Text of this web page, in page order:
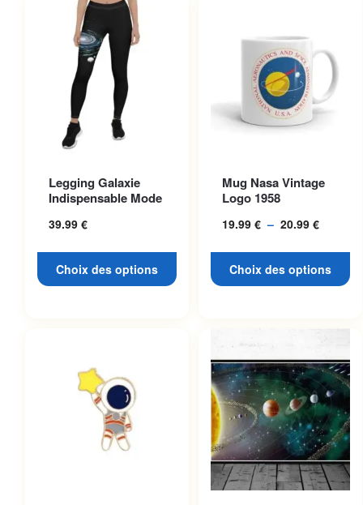
Legging Galaxie
Indispensable Mode
39.99 €
Choix des options
variations. Les options
peuvent être choisies sur la
page du produit
Mug Nasa Vintage
Logo 1958
19.99 € – 20.99 €
19.99 €
Choix des options
variations. Les options
peuvent être choisies sur la
page du produit